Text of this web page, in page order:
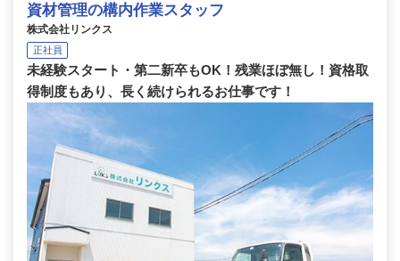
資材管理の構内作業スタッフ
株式会社リンクス
正社員
未経験スタート・第二新卒もOK！残業ほぼ無し！資格取
得制度もあり、長く続けられるお仕事です！